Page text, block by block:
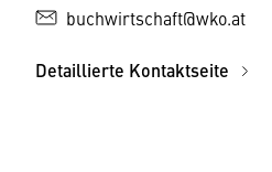
buchwirtschaft@wko.at
Detaillierte Kontaktseite